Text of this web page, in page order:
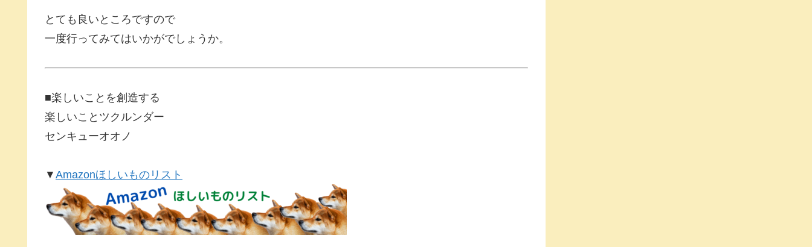
とても良いところですので
一度行ってみてはいかがでしょうか。
■楽しいことを創造する
楽しいことツクルンダー
センキューオオノ
▼ Amazonほしいものリスト